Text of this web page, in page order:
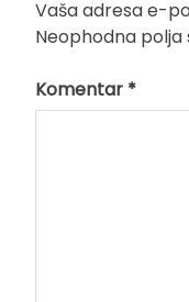
Vaša adresa e-
Neophodna polja
Komentar *